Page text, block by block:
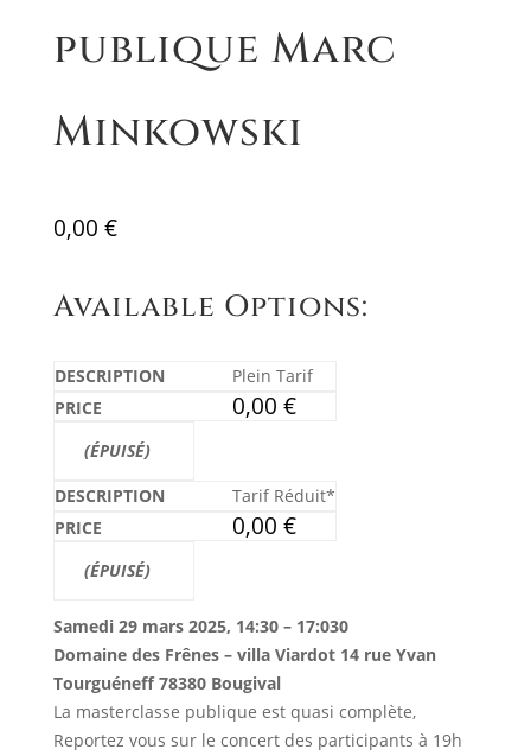
publique Marc
Minkowski
0,00 €
Available Options:
Plein Tarif
0,00 €
Tarif Réduit*
0,00 €
Samedi 29 mars 2025, 14:30 – 17:030
Domaine des Frênes – villa Viardot 14 rue Yvan
Tourguéneff 78380 Bougival
La masterclasse publique est quasi complète,
Reportez vous sur le concert des participants à 19h